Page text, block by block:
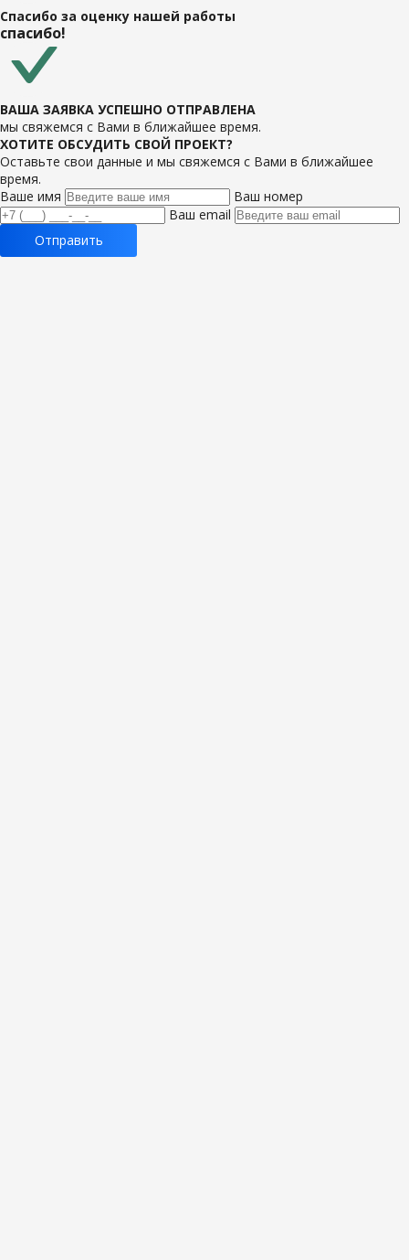
Спасибо за оценку нашей работы
спасибо!
ВАША ЗАЯВКА УСПЕШНО ОТПРАВЛЕНА
мы свяжемся с Вами в ближайшее время.
ХОТИТЕ ОБСУДИТЬ СВОЙ ПРОЕКТ?
Оставьте свои данные и мы свяжемся с Вами в ближайшее
время.
Ваше имя
Ваш номер
Ваш email
Отправить